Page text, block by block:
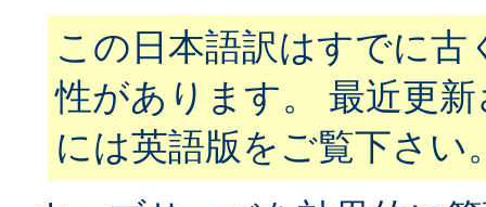
この日本語訳はすでに古
性があります。 最近更
には英語版をご覧下さい